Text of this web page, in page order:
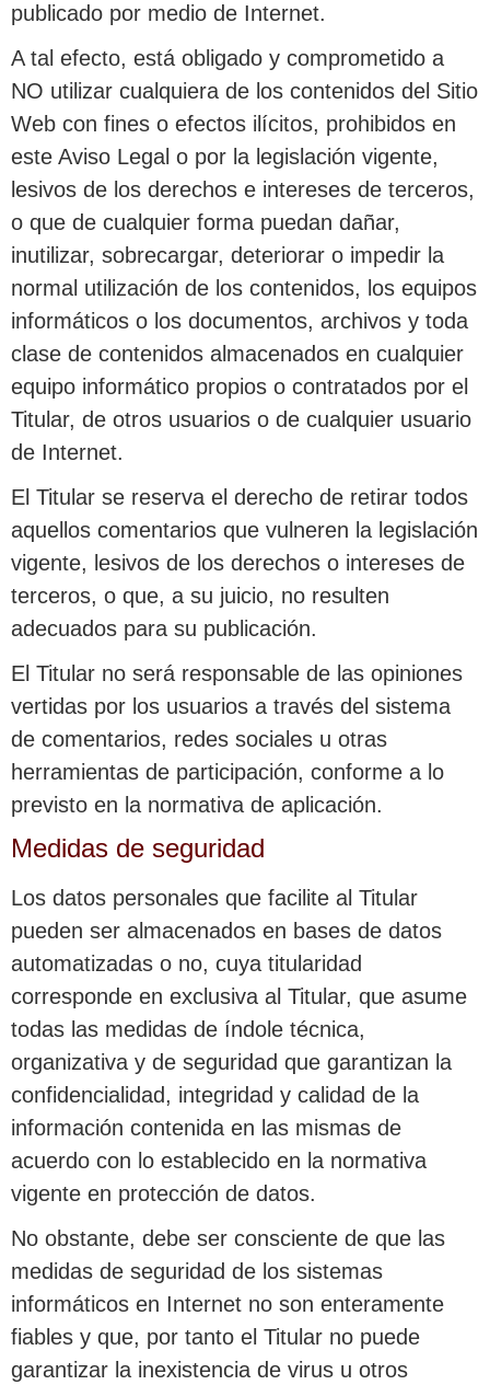
publicado por medio de Internet.
A tal efecto, está obligado y comprometido a
NO utilizar cualquiera de los contenidos del Sitio
Web con fines o efectos ilícitos, prohibidos en
este Aviso Legal o por la legislación vigente,
lesivos de los derechos e intereses de terceros,
o que de cualquier forma puedan dañar,
inutilizar, sobrecargar, deteriorar o impedir la
normal utilización de los contenidos, los equipos
informáticos o los documentos, archivos y toda
clase de contenidos almacenados en cualquier
equipo informático propios o contratados por el
Titular, de otros usuarios o de cualquier usuario
de Internet.
El Titular se reserva el derecho de retirar todos
aquellos comentarios que vulneren la legislación
vigente, lesivos de los derechos o intereses de
terceros, o que, a su juicio, no resulten
adecuados para su publicación.
El Titular no será responsable de las opiniones
vertidas por los usuarios a través del sistema
de comentarios, redes sociales u otras
herramientas de participación, conforme a lo
previsto en la normativa de aplicación.
Medidas de seguridad
Los datos personales que facilite al Titular
pueden ser almacenados en bases de datos
automatizadas o no, cuya titularidad
corresponde en exclusiva al Titular, que asume
todas las medidas de índole técnica,
organizativa y de seguridad que garantizan la
confidencialidad, integridad y calidad de la
información contenida en las mismas de
acuerdo con lo establecido en la normativa
vigente en protección de datos.
No obstante, debe ser consciente de que las
medidas de seguridad de los sistemas
informáticos en Internet no son enteramente
fiables y que, por tanto el Titular no puede
garantizar la inexistencia de virus u otros